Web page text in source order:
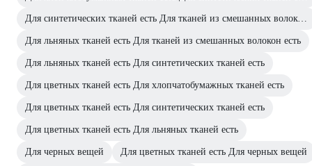
Для синтетических тканей есть Для тканей из смешанных волокон есть
Для льняных тканей есть Для тканей из смешанных волокон есть
Для льняных тканей есть Для синтетических тканей есть
Для цветных тканей есть Для хлопчатобумажных тканей есть
Для цветных тканей есть Для синтетических тканей есть
Для цветных тканей есть Для льняных тканей есть
Для черных вещей Для цветных тканей есть Для черных вещей